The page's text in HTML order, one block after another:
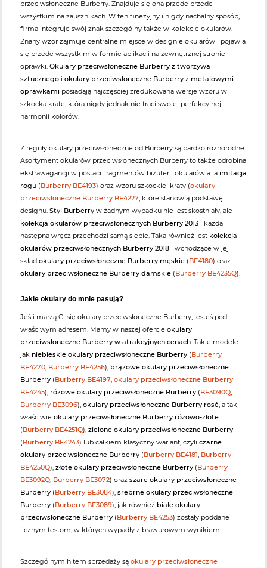
przeciwsłoneczne Burberry. Znajduje się ona przede przede
wszystkim na zausznikach. W ten finezyjny i nigdy nachalny sposób,
firma integruje swój znak szczególny także w kolekcje okularów.
Znany wzór zajmuje centralne miejsce w designie okularów i pojawia
się przede wszystkim w formie aplikacji na zewnętrznej stronie
oprawki. Okulary przeciwsłoneczne Burberry z tworzywa
sztucznego i okulary przeciwsłoneczne Burberry z metalowymi
oprawkami posiadają najczęściej zredukowana wersje wzoru w
szkocka krate, która nigdy jednak nie traci swojej perfekcyjnej
harmonii kolorów.
Z reguły okulary przeciwsłoneczne od Burberry są bardzo różnorodne.
Asortyment okularów przeciwsłonecznych Burberry to także odrobina
ekstrawagancji w postaci fragmentów biżuterii okularów a la imitacja
rogu (Burberry BE4193) oraz wzoru szkockiej kraty (okulary
przeciwsłoneczne Burberry BE4227, które stanowią podstawę
designu. Styl Burberry w żadnym wypadku nie jest skostniały, ale
kolekcja okularów przeciwsłonecznych Burberry 2013 i każda
następna wręcz przechodzi samą siebie. Taka również jest kolekcja
okularów przeciwsłonecznych Burberry 2018 i wchodzące w jej
skład okulary przeciwsłoneczne Burberry męskie (BE4180) oraz
okulary przeciwsłoneczne Burberry damskie (Burberry BE4235Q).
Jakie okulary do mnie pasują?
Jeśli marzą Ci się okulary przeciwsłoneczne Burberry, jesteś pod
właściwym adresem. Mamy w naszej ofercie okulary
przeciwsłoneczne Burberry w atrakcyjnych cenach. Takie modele
jak niebieskie okulary przeciwsłoneczne Burberry (Burberry
BE4270, Burberry BE4256), brązowe okulary przeciwsłoneczne
Burberry (Burberry BE4197, okulary przeciwsłoneczne Burberry
BE4245), różowe okulary przeciwsłoneczne Burberry (BE3090Q,
Burberry BE3096), okulary przeciwsłoneczne Burberry rosé, a tak
właściwie okulary przeciwsłoneczne Burberry różowo-złote
(Burberry BE4251Q), zielone okulary przeciwsłoneczne Burberry
(Burberry BE4243) lub całkiem klasyczny wariant, czyli czarne
okulary przeciwsłoneczne Burberry (Burberry BE4181, Burberry
BE4250Q), złote okulary przeciwsłoneczne Burberry (Burberry
BE3092Q, Burberry BE3072) oraz szare okulary przeciwsłoneczne
Burberry (Burberry BE3084), srebrne okulary przeciwsłoneczne
Burberry (Burberry BE3089), jak również białe okulary
przeciwsłoneczne Burberry (Burberry BE4253) zostały poddane
licznym testom, w których wypadły z brawurowym wynikiem.
Szczególnym hitem sprzedaży są okulary przeciwsłoneczne